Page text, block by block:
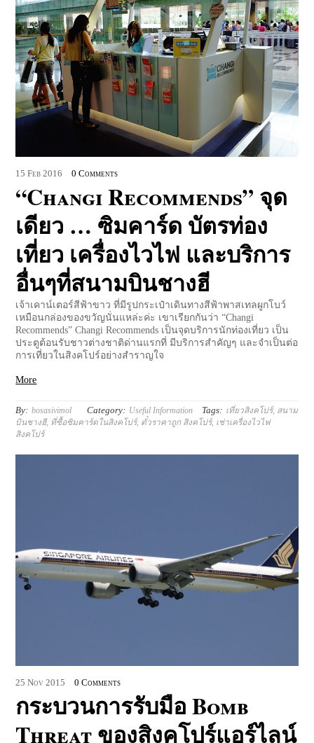
15 Feb 2016 0 Comments
“Changi Recommends” จุด
เดียว … ซิมคาร์ด บัตรท่อง
เที่ยว เครื่องไวไฟ และบริการ
อื่นๆที่สนามบินชางฮี
เจ้าเคาน์เตอร์สีฟ้าขาว ที่มีรูปกระเป๋าเดินทางสีฟ้าพาสเทลผูกโบว์
เหมือนกล่องของขวัญนั่นแหล่ะค่ะ เขาเรียกกันว่า “Changi
Recommends” Changi Recommends เป็นจุดบริการนักท่องเที่ยว เป็น
ประตูต้อนรับชาวต่างชาติด่านแรกที่ มีบริการสำคัญๆ และจำเป็นต่อ
การเที่ยวในสิงคโปร์อย่างสำราญใจ
More
By: bosasivimol Category: Useful Information Tags: เที่ยวสิงคโปร์, สนาม
บินชางฮี, ที่ซื้อซิมคาร์ดในสิงคโปร์, ตั๋วราคาถูก สิงคโปร์, เช่าเครื่องไวไฟ
สิงคโปร์
25 Nov 2015 0 Comments
กระบวนการรับมือ Bomb
Threat ของสิงคโปร์แอร์ไลน์